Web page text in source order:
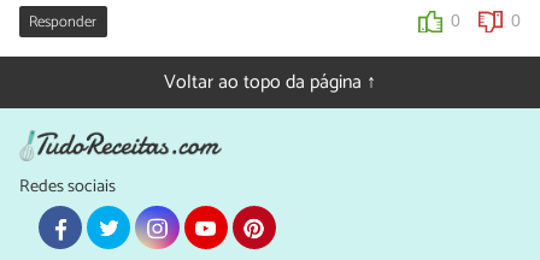
Responder 0 0
Voltar ao topo da página ↑
Redes sociais